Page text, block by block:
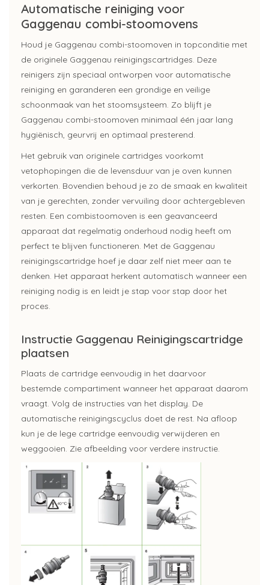
Automatische reiniging voor
Gaggenau combi-stoomovens
Houd je Gaggenau combi-stoomoven in topconditie met
de originele Gaggenau reinigingscartridges. Deze
reinigers zijn speciaal ontworpen voor automatische
reiniging en garanderen een grondige en veilige
schoonmaak van het stoomsysteem. Zo blijft je
Gaggenau combi-stoomoven minimaal één jaar lang
hygiënisch, geurvrij en optimaal presterend.
Het gebruik van originele cartridges voorkomt
vetophopingen die de levensduur van je oven kunnen
verkorten. Bovendien behoud je zo de smaak en kwaliteit
van je gerechten, zonder vervuiling door achtergebleven
resten. Een combistoomoven is een geavanceerd
apparaat dat regelmatig onderhoud nodig heeft om
perfect te blijven functioneren. Met de Gaggenau
reinigingscartridge hoef je daar zelf niet meer aan te
denken. Het apparaat herkent automatisch wanneer een
reiniging nodig is en leidt je stap voor stap door het
proces.
Instructie Gaggenau Reinigingscartridge
plaatsen
Plaats de cartridge eenvoudig in het daarvoor
bestemde compartiment wanneer het apparaat daarom
vraagt. Volg de instructies van het display. De
automatische reinigingscyclus doet de rest. Na afloop
kun je de lege cartridge eenvoudig verwijderen en
weggooien. Zie afbeelding voor verdere instructie.